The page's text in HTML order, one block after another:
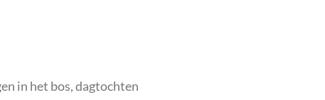
in het bos, dagtochten